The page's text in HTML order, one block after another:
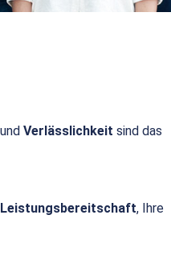
und Verlässlichkeit sind das
Leistungsbereitschaft, Ihre